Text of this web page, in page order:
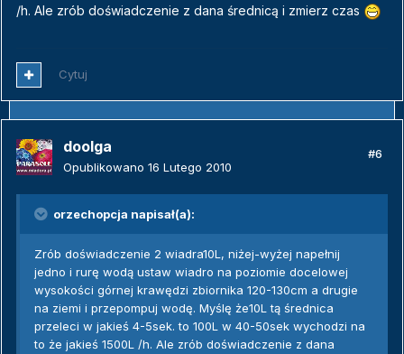
/h. Ale zrób doświadczenie z dana średnicą i zmierz czas
Cytuj
doolga
Opublikowano 16 Lutego 2010
#6
orzechopcja napisał(a):
Zrób doświadczenie 2 wiadra10L, niżej-wyżej napełnij
jedno i rurę wodą ustaw wiadro na poziomie docelowej
wysokości górnej krawędzi zbiornika 120-130cm a drugie
na ziemi i przepompuj wodę. Myślę że10L tą średnica
przeleci w jakieś 4-5sek. to 100L w 40-50sek wychodzi na
to że jakieś 1500L /h. Ale zrób doświadczenie z dana